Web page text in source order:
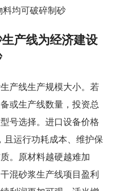
均可破碎制砂
产线为经济建设
线生产规模大小。若
或生产线数量，投资总
号选择。进口设备价格
运行功耗成本、维护保
。原材料越硬越难加
混砂浆生产线项目盈利